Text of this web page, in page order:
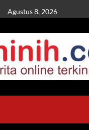
Agustus 8, 2026